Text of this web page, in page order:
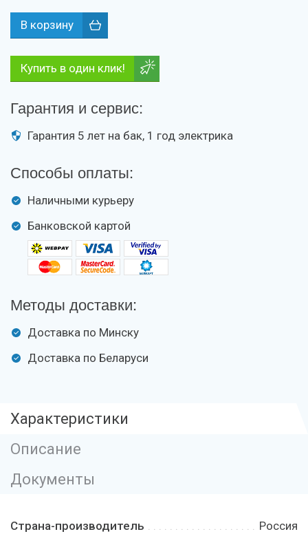
Купить в один клик!
Гарантия и сервис:
Гарантия 5 лет на бак, 1 год электрика
Способы оплаты:
Наличными курьеру
Банковской картой
Методы доставки:
Доставка по Минску
Доставка по Беларуси
Характеристики
Описание
Документы
Страна-производитель
Россия